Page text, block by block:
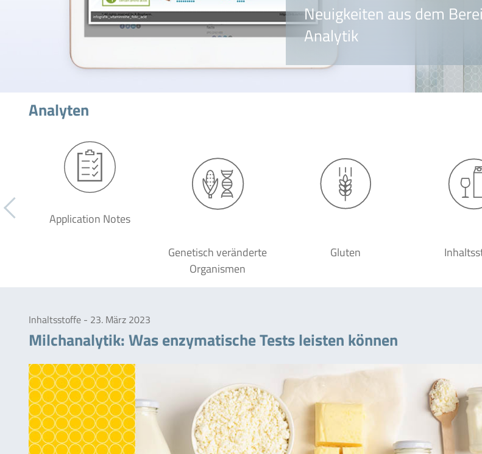
Neuigkeiten aus dem
Analytik
Analyten
Application Notes
Genetisch veränderte
Organismen
Gluten
Inhaltsstoffe - 23. März 2023
Milchanalytik: Was enzymatische Tests leisten können